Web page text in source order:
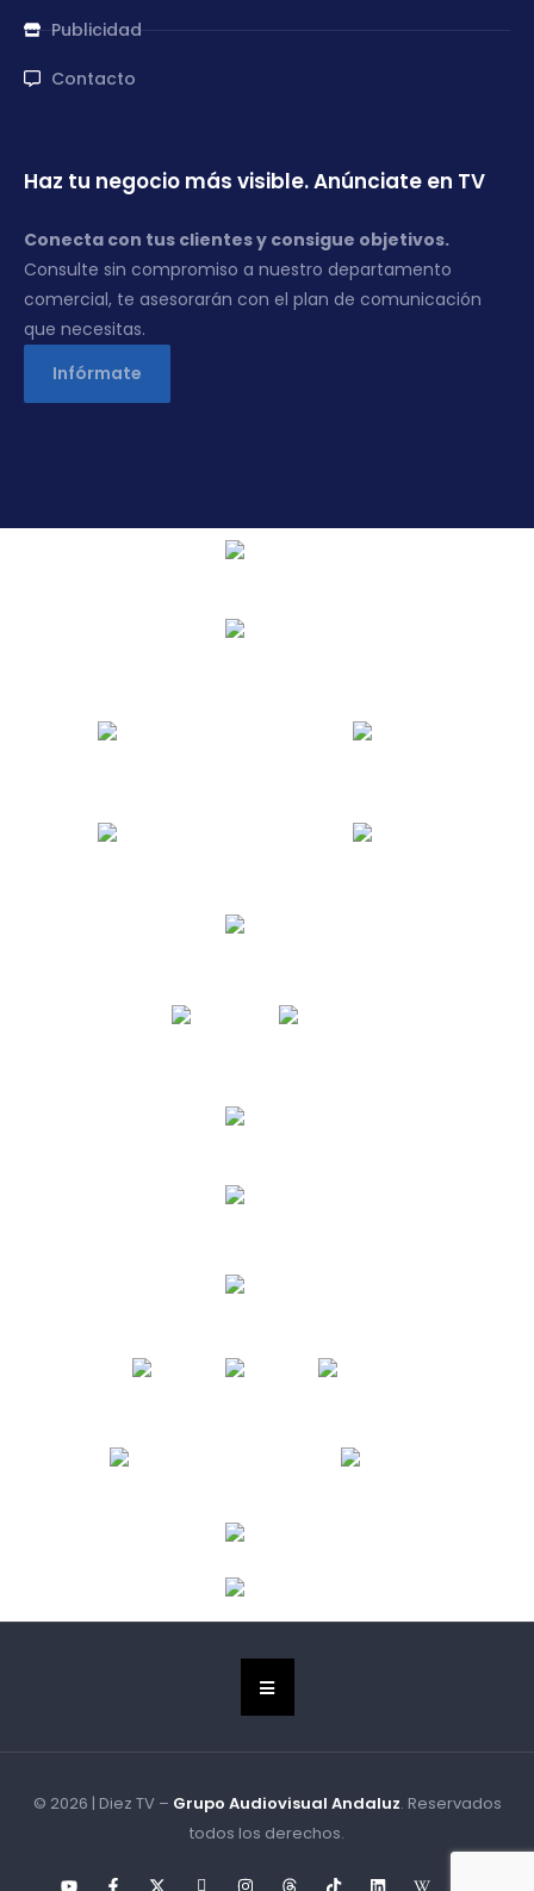
Publicidad
Contacto
Haz tu negocio más visible. Anúnciate en TV
Conecta con tus clientes y consigue objetivos.
Consulte sin compromiso a nuestro departamento
comercial, te asesorarán con el plan de comunicación
que necesitas.
Infórmate
© 2026 | Diez TV – Grupo Audiovisual Andaluz. Reservados
todos los derechos.